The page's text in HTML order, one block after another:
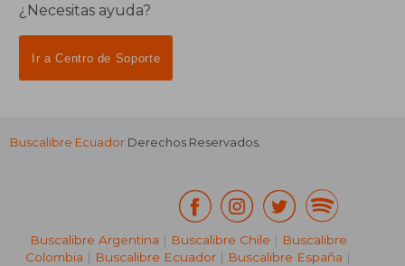
¿Necesitas ayuda?
Ir a Centro de Soporte
Buscalibre Ecuador Derechos Reservados.
Buscalibre Argentina | Buscalibre Chile | Buscalibre
Colombia | Buscalibre Ecuador | Buscalibre España |